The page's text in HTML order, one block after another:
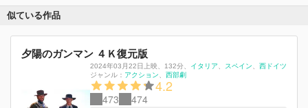
似ている作品
夕陽のガンマン ４Ｋ復元版
2024年03月22日上映 132分 イタリア スペイン
西ドイツ
ジャンル： アクション 西部劇
4.2
473 474